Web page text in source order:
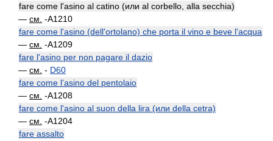
fare come l'asino al catino (или al corbello, alla secchia)
— см. -A1210
fare come l'asino (dell'ortolano) che porta il vino e beve l'acqua
— см. -A1209
fare l'asino per non pagare il dazio
— см. - D60
fare come l'asino del pentolaio
— см. -A1208
fare come l'asino al suon della lira (или della cetra)
— см. -A1204
fare assalto